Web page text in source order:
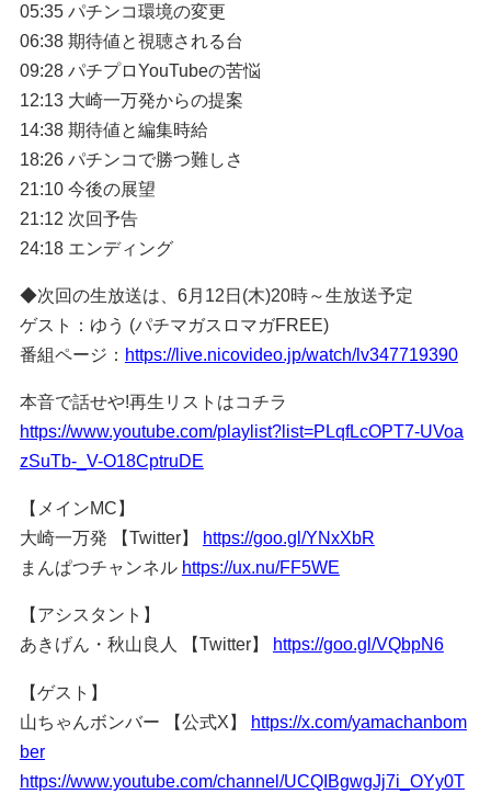
05:35 パチンコ環境の変更
06:38 期待値と視聴される台
09:28 パチプロYouTubeの苦悩
12:13 大崎一万発からの提案
14:38 期待値と編集時給
18:26 パチンコで勝つ難しさ
21:10 今後の展望
21:12 次回予告
24:18 エンディング
◆次回の生放送は、6月12日(木)20時～生放送予定
ゲスト：ゆう (パチマガスロマガFREE)
番組ページ： https://live.nicovideo.jp/watch/lv347719390
本音で話せや!再生リストはコチラ
https://www.youtube.com/playlist?list=PLqfLcOPT7-UVoa
zSuTb-_V-O18CptruDE
【メインMC】
大崎一万発 【Twitter】
https://goo.gl/YNxXbR
まんぱつチャンネル https://ux.nu/FF5WE
【アシスタント】
あきげん・秋山良人 【Twitter】
https://goo.gl/VQbpN6
【ゲスト】
山ちゃんボンバー 【公式X】 https://x.com/yamachanbom
ber
https://www.youtube.com/channel/UCQIBgwgJj7i_OYy0T